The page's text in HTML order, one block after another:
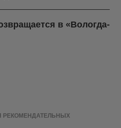
в «Вологда-
РЕКОМЕНДАТЕЛЬНЫХ